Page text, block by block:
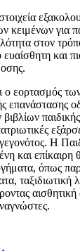
κειμένων για
στον
και
ο εορτασμός
επανάστασης
Η
και
όπως
ταξιδιωτική